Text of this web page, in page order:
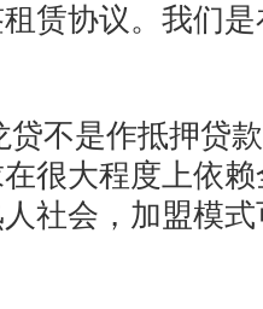
赁协议。我们
不是作抵押贷款
很大程度上依
社会，加盟模